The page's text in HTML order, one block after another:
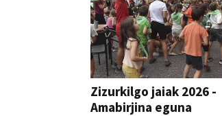
Zizurkilgo jaiak 2026 -
Amabirjina eguna